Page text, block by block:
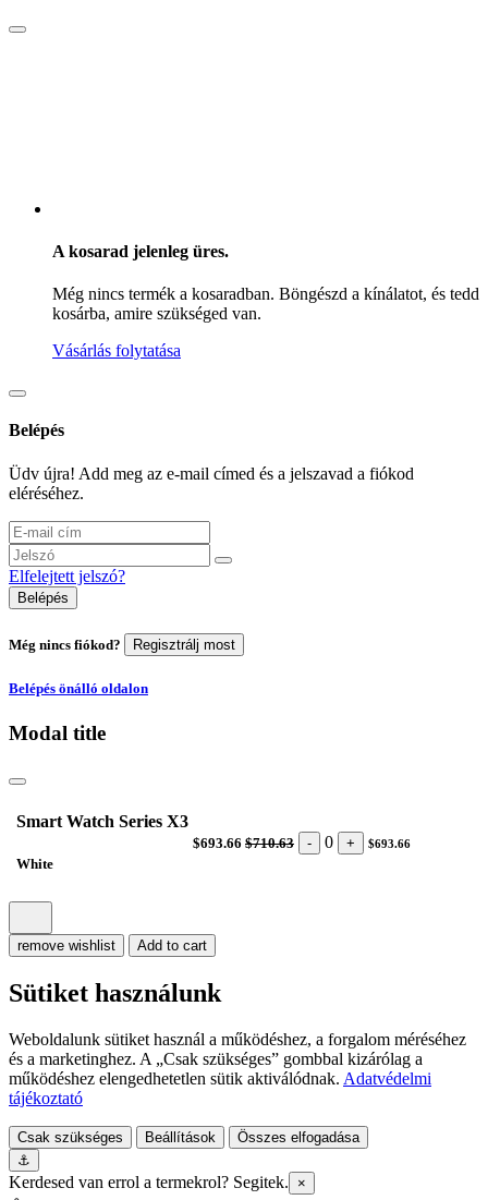
A kosarad jelenleg üres.
Még nincs termék a kosaradban. Böngészd a kínálatot, és tedd
kosárba, amire szükséged van.
Vásárlás folytatása
Belépés
Üdv újra! Add meg az e-mail címed és a jelszavad a fiókod
eléréséhez.
Elfelejtett jelszó?
Belépés
Még nincs fiókod? Regisztrálj most
Belépés önálló oldalon
Modal title
Smart Watch Series X3
White
$693.66 $710.63 - 0 + $693.66
remove wishlist Add to cart
Sütiket használunk
Weboldalunk sütiket használ a működéshez, a forgalom méréséhez
és a marketinghez. A „Csak szükséges” gombbal kizárólag a
működéshez elengedhetetlen sütik aktiválódnak. Adatvédelmi
tájékoztató
Csak szükséges Beállítások
Összes elfogadása
⚓
Kerdesed van errol a termekrol? Segitek. ×